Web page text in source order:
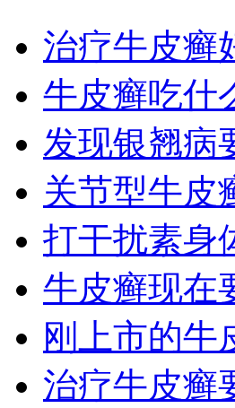
治疗牛皮癣
牛皮癣吃什
发现银翘病
关节型牛皮
打干扰素身
牛皮癣现在
刚上市的牛
治疗牛皮癣